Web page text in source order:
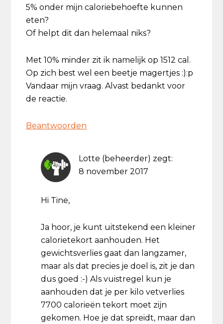
5% onder mijn caloriebehoefte kunnen
eten?
Of helpt dit dan helemaal niks?
Met 10% minder zit ik namelijk op 1512 cal.
Op zich best wel een beetje magertjes :):p
Vandaar mijn vraag. Alvast bedankt voor
de reactie.
Beantwoorden
Lotte (beheerder) zegt:
8 november 2017
Hi Tine,
Ja hoor, je kunt uitstekend een kleiner
calorietekort aanhouden. Het
gewichtsverlies gaat dan langzamer,
maar als dat precies je doel is, zit je dan
dus goed :-) Als vuistregel kun je
aanhouden dat je per kilo vetverlies
7700 calorieën tekort moet zijn
gekomen. Hoe je dat spreidt, maar dan